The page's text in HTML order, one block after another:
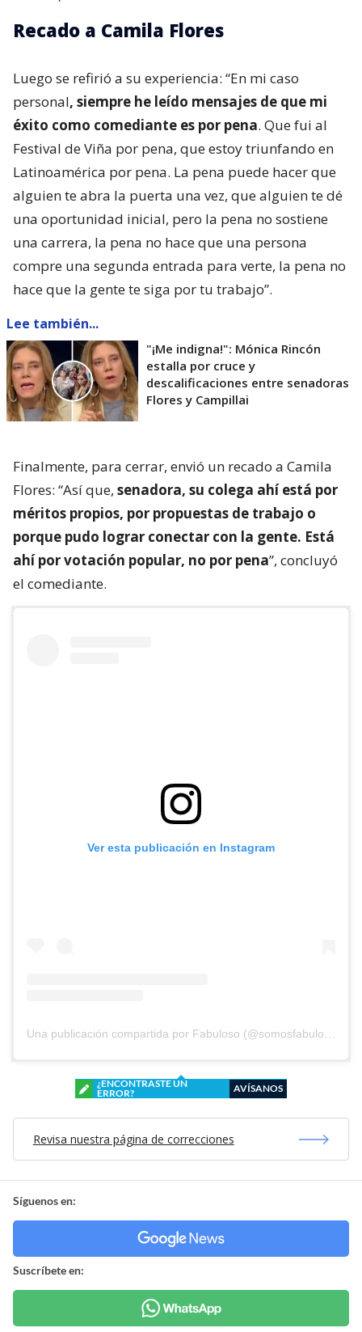
Recado a Camila Flores
Luego se refirió a su experiencia: “En mi caso
personal, siempre he leído mensajes de que mi
éxito como comediante es por pena. Que fui al
Festival de Viña por pena, que estoy triunfando en
Latinoamérica por pena. La pena puede hacer que
alguien te abra la puerta una vez, que alguien te dé
una oportunidad inicial, pero la pena no sostiene
una carrera, la pena no hace que una persona
compre una segunda entrada para verte, la pena no
hace que la gente te siga por tu trabajo”.
Lee también...
"¡Me indigna!": Mónica Rincón
estalla por cruce y
descalificaciones entre senadoras
Flores y Campillai
Finalmente, para cerrar, envió un recado a Camila
Flores: “Así que, senadora, su colega ahí está por
méritos propios, por propuestas de trabajo o
porque pudo lograr conectar con la gente. Está
ahí por votación popular, no por pena”, concluyó
el comediante.
Ver esta publicación en Instagram
Una publicación compartida por Fabuloso (@somosfabuloso)
¿ENCONTRASTE UN
ERROR?
AVÍSANOS
Revisa nuestra página de correcciones
Síguenos en:
Suscríbete en: